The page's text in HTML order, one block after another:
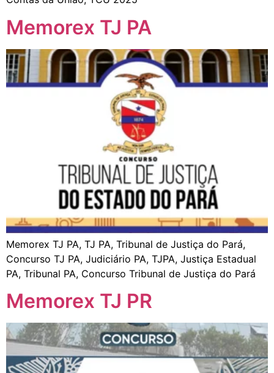
Memorex TJ PA
Memorex TJ PA, TJ PA, Tribunal de Justiça do Pará,
Concurso TJ PA, Judiciário PA, TJPA, Justiça Estadual
PA, Tribunal PA, Concurso Tribunal de Justiça do Pará
Memorex TJ PR